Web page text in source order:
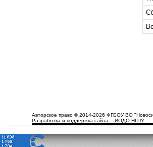
Вс
Авторское право © 2014-2026 ФГБОУ ВО
Разработка и поддержка сайта – ИОДО НГПУ